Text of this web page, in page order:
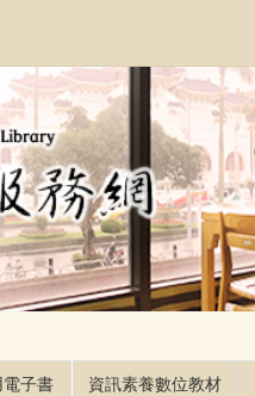
電子書 資訊素養數位教材